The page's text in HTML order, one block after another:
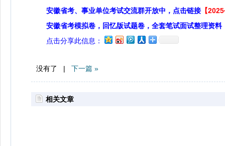
安徽省考、事业单位考试交流群开放中，点击链接 【
安徽省考模拟卷，回忆版试题卷，全套笔试面试整理资料
点击分享此信息：
没有了 | 下一篇 »
相关文章